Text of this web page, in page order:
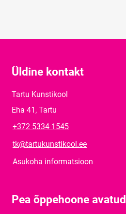
Üldine kontakt
Tartu Kunstikool
Eha 41, Tartu
+372 5334 1545
tk@tartukunstikool.ee
Asukoha informatsioon
Pea õppehoone avatud